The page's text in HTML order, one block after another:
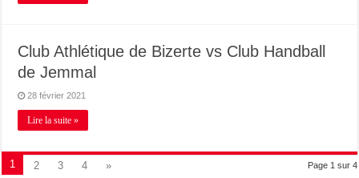
Club Athlétique de Bizerte vs Club Handball
de Jemmal
28 février 2021
Lire la suite »
Page 1 sur 4
1 2 3 4 »